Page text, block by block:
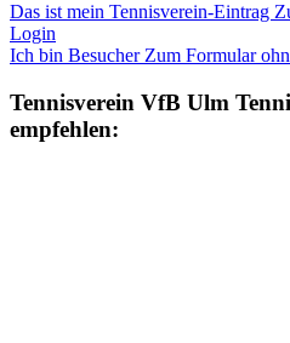
Das ist mein Tennisverein-Eintrag
Login
Ich bin BesucherZum Formular
Tennisverein VfB Ulm
empfehlen: